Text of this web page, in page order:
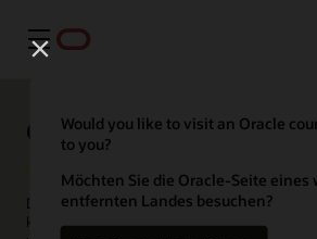
Menü
Would you like to visit an Oracle
to you?
Möchten Sie die Oracle-Seite eines
entfernten Landes besuchen?
Oracle Industry Lab
Das Oracle Industry Lab entwickelt Lösungen
komplexer Herausforderungen in